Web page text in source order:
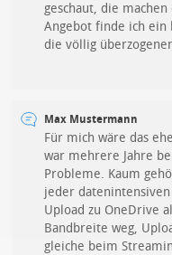
geschaut, die
Angebot finde ich ein
die völlig
Max Mustermann
Für mich wäre das
war mehrere Jahre
Probleme. Kaum
jeder
Upload zu OneDrive
Bandbreite weg,
gleiche beim